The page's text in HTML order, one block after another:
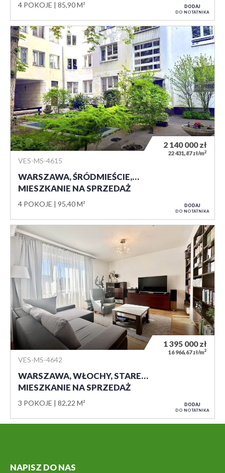
4 POKOJE 85,90 M² DODAJ
DO NOTATNIKA
VES-MS-4615
WARSZAWA, ŚRÓDMIEŚCIE,…
MIESZKANIE NA SPRZEDAŻ
4 POKOJE 95,40 M²
2 140 000zł
22 431,87 zł/m2
DODAJ
DO NOTATNIKA
VES-MS-4642
WARSZAWA, WŁOCHY, STARE…
MIESZKANIE NA SPRZEDAŻ
3 POKOJE 82,22 M²
1 395 000zł
16 966,67 zł/m2
DODAJ
DO NOTATNIKA
NAPISZ DO NAS